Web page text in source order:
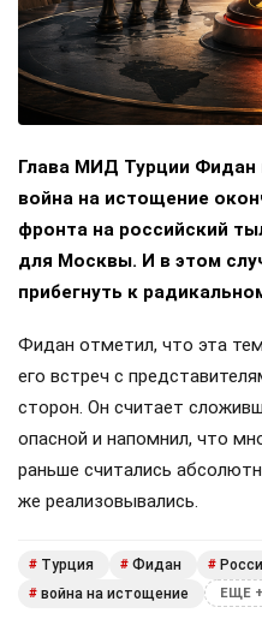
Глава МИД Турции Фидан
война на истощение
фронта на российский
для Москвы. И в этом
прибегнуть к
Фидан отметил, что эта
его встреч с
сторон. Он считает
опасной и напомнил, что
раньше считались
же реализовывались.
# Турция # Фидан #
# война на истощение ЕЩЕ